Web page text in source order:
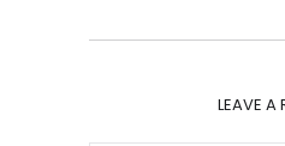
LEAVE A